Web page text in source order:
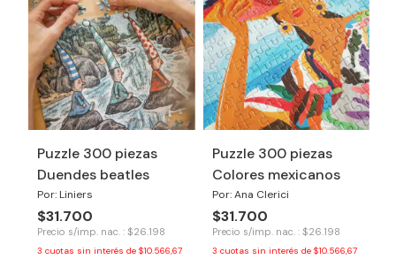
Puzzle 300 piezas
Duendes beatles
Por: Liniers
$31.700
Precio s/imp. nac. : $26.198
3 cuotas sin interés de $10.566,67
Puzzle 300 piezas
Colores mexicanos
Por: Ana Clerici
$31.700
Precio s/imp. nac. : $26.198
3 cuotas sin interés de $10.566,67